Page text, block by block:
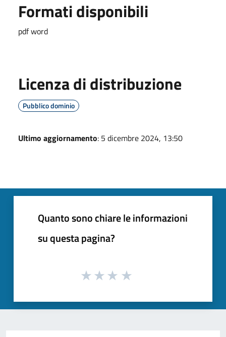
Formati disponibili
pdf word
Licenza di distribuzione
Pubblico dominio
Ultimo aggiornamento: 5 dicembre 2024, 13:50
Quanto sono chiare le informazioni
su questa pagina?